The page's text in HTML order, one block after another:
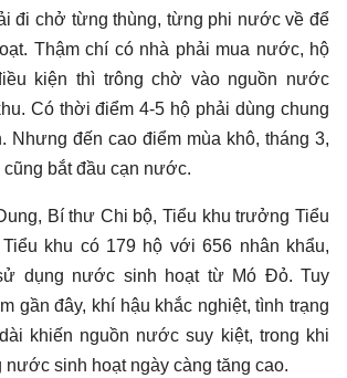
đi chở từng thùng, từng phi nước về để
Thậm chí có nhà phải mua nước, hộ
kiện thì trông chờ vào nguồn nước
Có thời điểm 4-5 hộ phải dùng chung
Nhưng đến cao điểm mùa khô, tháng 3,
bắt đầu cạn nước.
Bí thư Chi bộ, Tiểu khu trưởng Tiểu
khu có 179 hộ với 656 nhân khẩu,
dụng nước sinh hoạt từ Mó Đỏ. Tuy
gần đây, khí hậu khắc nghiệt, tình trạng
khiến nguồn nước suy kiệt, trong khi
nước sinh hoạt ngày càng tăng cao.